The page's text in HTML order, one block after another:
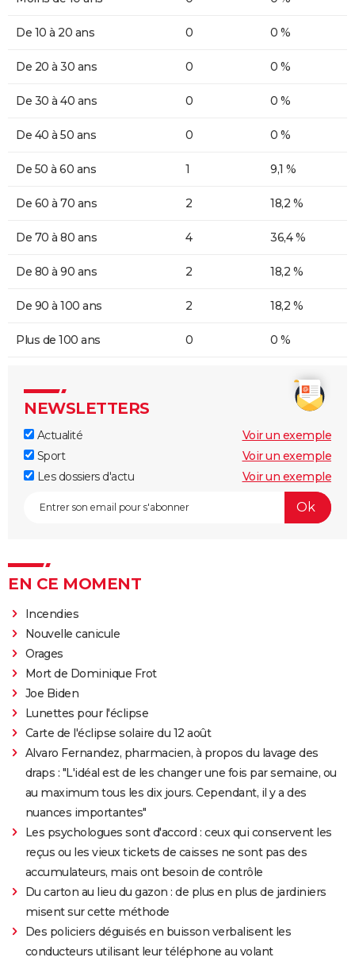
De 10 à 20 ans 0 0 %
De 20 à 30 ans 0 0 %
De 30 à 40 ans 0 0 %
De 40 à 50 ans 0 0 %
De 50 à 60 ans 1 9,1 %
De 60 à 70 ans 2 18,2 %
De 70 à 80 ans 4 36,4 %
De 80 à 90 ans 2 18,2 %
De 90 à 100 ans 2 18,2 %
Plus de 100 ans 0 0 %
NEWSLETTERS
Actualité
Voir un exemple
Sport
Voir un exemple
Les dossiers d'actu
Voir un exemple
EN CE MOMENT
Incendies
Nouvelle canicule
Orages
Mort de Dominique Frot
Joe Biden
Lunettes pour l'éclipse
Carte de l'éclipse solaire du 12 août
Alvaro Fernandez, pharmacien, à propos du lavage des
draps : "L'idéal est de les changer une fois par semaine, ou
au maximum tous les dix jours. Cependant, il y a des
nuances importantes"
Les psychologues sont d'accord : ceux qui conservent les
reçus ou les vieux tickets de caisses ne sont pas des
accumulateurs, mais ont besoin de contrôle
Du carton au lieu du gazon : de plus en plus de jardiniers
misent sur cette méthode
Des policiers déguisés en buisson verbalisent les
conducteurs utilisant leur téléphone au volant